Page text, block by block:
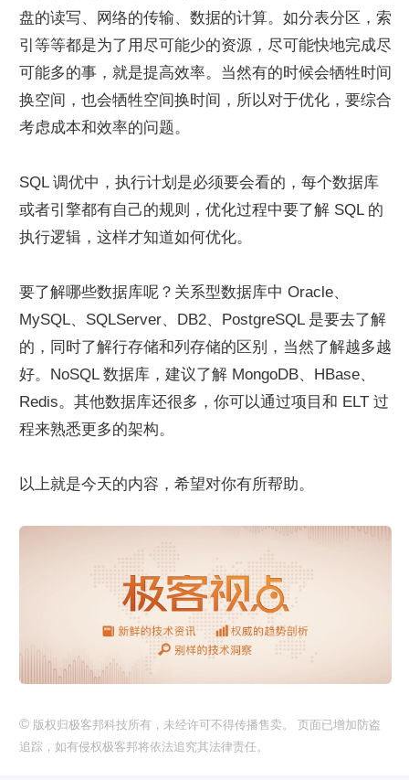
盘的读写、网络的传输、数据的计算。如分表分区，索
引等等都是为了用尽可能少的资源，尽可能快地完成尽
可能多的事，就是提高效率。当然有的时候会牺牲时间
换空间，也会牺牲空间换时间，所以对于优化，要综合
考虑成本和效率的问题。
SQL 调优中，执行计划是必须要会看的，每个数据库
或者引擎都有自己的规则，优化过程中要了解 SQL 的
执行逻辑，这样才知道如何优化。
要了解哪些数据库呢？关系型数据库中 Oracle、
MySQL、SQLServer、DB2、PostgreSQL 是要去了解
的，同时了解行存储和列存储的区别，当然了解越多越
好。NoSQL 数据库，建议了解 MongoDB、HBase、
Redis。其他数据库还很多，你可以通过项目和 ELT 过
程来熟悉更多的架构。
以上就是今天的内容，希望对你有所帮助。
© 版权归极客邦科技所有，未经许可不得传播售卖。 页面已增加防盗
追踪，如有侵权极客邦将依法追究其法律责任。